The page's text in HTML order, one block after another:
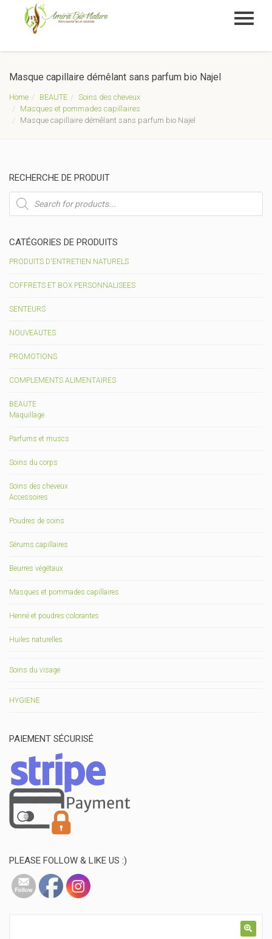
Masque capillaire démêlant sans parfum bio Najel
Home BEAUTE
Soins des cheveux
Masques et pommades capillaires
Masque capillaire démêlant sans parfum bio Najel
RECHERCHE DE PRODUIT
Recherche
de
produits
CATÉGORIES DE PRODUITS
PRODUITS D'ENTRETIEN NATURELS
COFFRETS ET BOX PERSONNALISEES
SENTEURS
NOUVEAUTES
PROMOTIONS
COMPLEMENTS ALIMENTAIRES
BEAUTE
Maquillage
Parfums et muscs
Soins du corps
Soins des cheveux
Accessoires
Poudres de soins
Sérums capillaires
Beurres végétaux
Masques et pommades capillaires
Henné et poudres colorantes
Huiles naturelles
Soins du visage
HYGIENE
PAIEMENT SÉCURISÉ
PLEASE FOLLOW & LIKE US :)